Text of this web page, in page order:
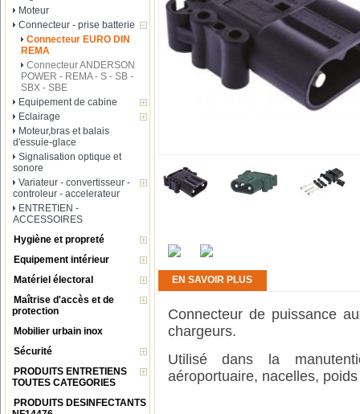
Moteur
Connecteur - prise batterie
Connecteur EURO DIN
REMA
Connecteur ANDERSON
POWER - REMA - S - SB -
SBX - SBE
Equipement de cabine
Eclairage
Moteur,bras et balais
d'essuie-glace
Signalisation optique et
sonore
Variateur - convertisseur -
controleur - accelerateur
ENTRETIEN -
ACCESSOIRES
Hygiène et propreté
Equipement intérieur
Matériel électoral
Maîtrise d'accès et de
protection
Mobilier urbain inox
Sécurité
PRODUITS ENTRETIENS
TOUTES CATEGORIES
PRODUITS DESINFECTANTS
EN SAVOIR PLUS
Connecteur de puissance
chargeurs.
Utilisé dans la
aéroportuaire, nacelles,